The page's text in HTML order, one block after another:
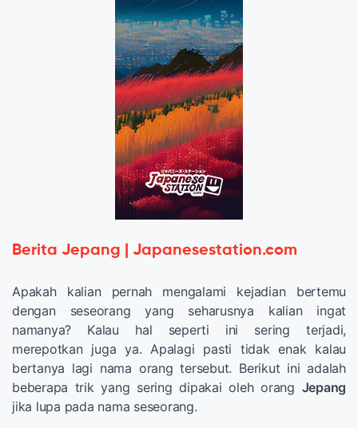
Berita Jepang | Japanesestation.com
Apakah kalian pernah mengalami kejadian bertemu
dengan seseorang yang seharusnya kalian ingat
namanya? Kalau hal seperti ini sering terjadi,
merepotkan juga ya. Apalagi pasti tidak enak kalau
bertanya lagi nama orang tersebut. Berikut ini adalah
beberapa trik yang sering dipakai oleh orang Jepang
jika lupa pada nama seseorang.